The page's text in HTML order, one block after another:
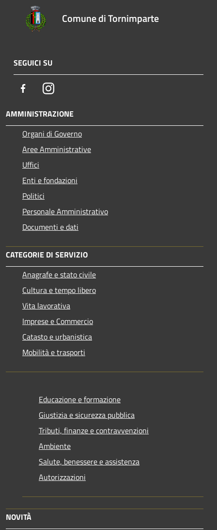
Comune di Tornimparte
SEGUICI SU
FacebookInstagram
AMMINISTRAZIONE
Organi di Governo
Aree Amministrative
Uffici
Enti e fondazioni
Politici
Personale Amministrativo
Documenti e dati
CATEGORIE DI SERVIZIO
Anagrafe e stato civile
Cultura e tempo libero
Vita lavorativa
Imprese e Commercio
Catasto e urbanistica
Mobilità e trasporti
Educazione e formazione
Giustizia e sicurezza pubblica
Tributi, finanze e contravvenzioni
Ambiente
Salute, benessere e assistenza
Autorizzazioni
NOVITÀ